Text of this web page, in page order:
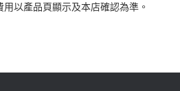
以產品頁顯示及本店確認為準。